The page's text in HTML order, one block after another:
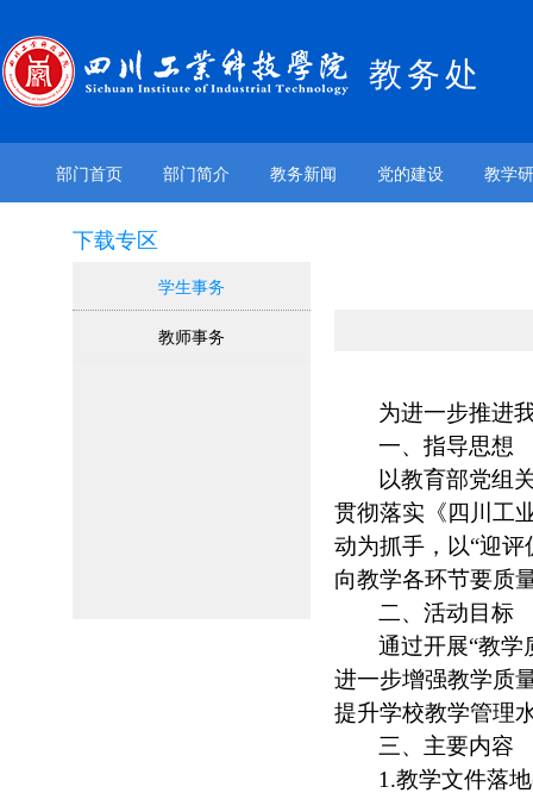
教务处
部门首页 部门简介 教务新闻 党的建设 教学
下载专区
学生事务
教师事务
为进一步推进
一、指导思想
以教育部党组
贯彻落实《四川工
动为抓手，以“迎
向教学各环节要质
二、活动目标
通过开展“教
进一步增强教学质
提升学校教学管理
三、主要内容
1.教学文件落地